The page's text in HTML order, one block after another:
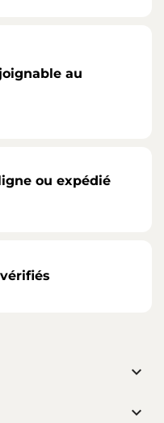
au
ou expédié

